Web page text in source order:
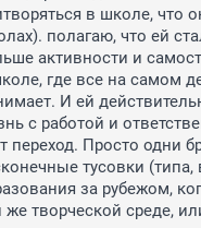
в школе, что
полагаю, что ей
активности и
где все на самом
И ей
с работой и
переход. Просто одни
тусовки
за рубежом,
же творческой среде,